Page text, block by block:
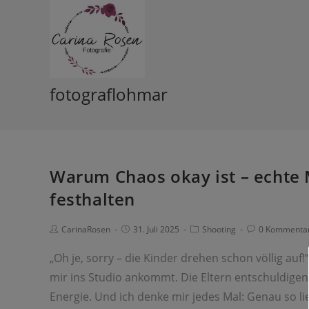
fotograflohmar
Warum Chaos okay ist –
festhalten
CarinaRosen 31. Juli 2025 Shooting 0
„Oh je, sorry – die Kinder drehen schon völlig
mir ins Studio ankommt. Die Eltern
Energie. Und ich denke mir jedes Mal: Genau so